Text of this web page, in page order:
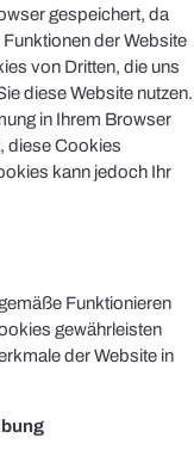
gespeichert, da
der Website
von Dritten, die uns
diese Website nutzen.
in Ihrem Browser
diese Cookies
kann jedoch Ihr
Funktionieren
gewährleisten
der Website in